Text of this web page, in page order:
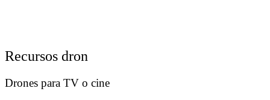
Recursos dron
Drones para TV o cine